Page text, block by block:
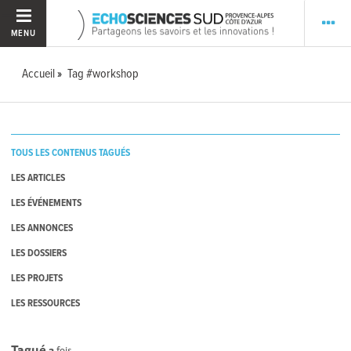
MENU
Accueil Tag #workshop
TOUS LES CONTENUS TAGUÉS
LES ARTICLES
LES ÉVÉNEMENTS
LES ANNONCES
LES DOSSIERS
LES PROJETS
LES RESSOURCES